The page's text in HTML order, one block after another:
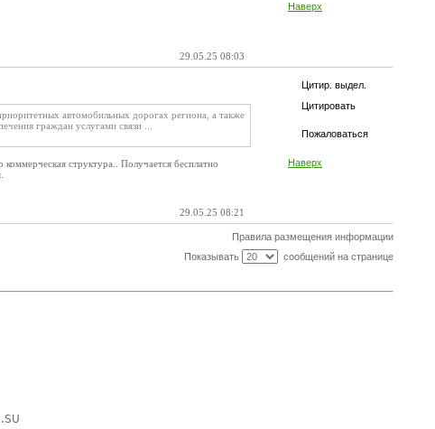
Наверх
29.05.25 08:03
Цитир. выдел.
Цитировать
Пожаловаться
Наверх
автомобильных дорогах региона, а также
граждан услугами связи ...
структура.. Получается бесплатно
29.05.25 08:21
Правила размещения информации
Показывать
сообщений на странице